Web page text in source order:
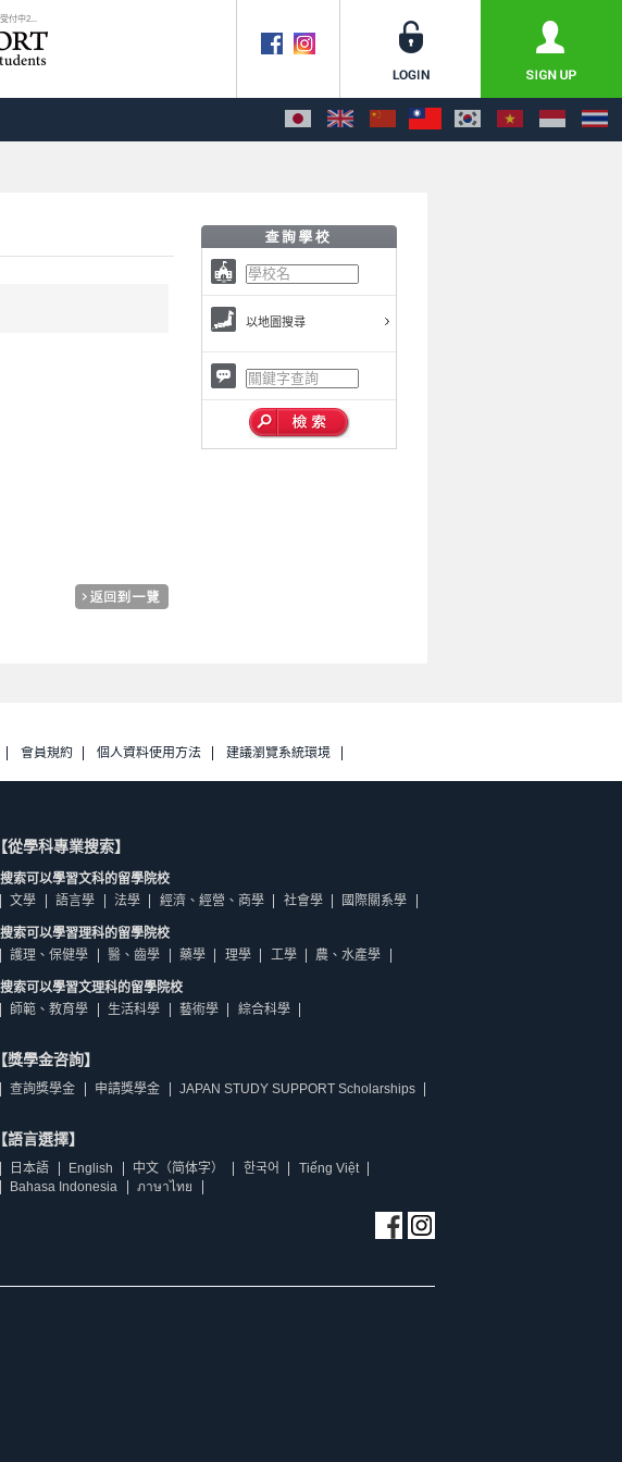
付中2...
以地圖搜尋
會員規約 個人資料使用方法 建議瀏覽系統環境
【從學科專業搜索】
搜索可以學習文科的留學院校
文學
語言學 法學 經濟、經營、商學 社會學 國際關系學
搜索可以學習理科的留學院校
護理、保健學
醫、齒學 藥學 理學 工學 農、水產學
搜索可以學習文理科的留學院校
師範、教育學
生活科學 藝術學 綜合科學
【獎學金咨詢】
查詢獎學金 申請獎學金 JAPAN STUDY SUPPORT Scholarships
【語言選擇】
日本語 English 中文（简体字） 한국어
Tiếng Việt
Bahasa Indonesia
ภาษาไทย